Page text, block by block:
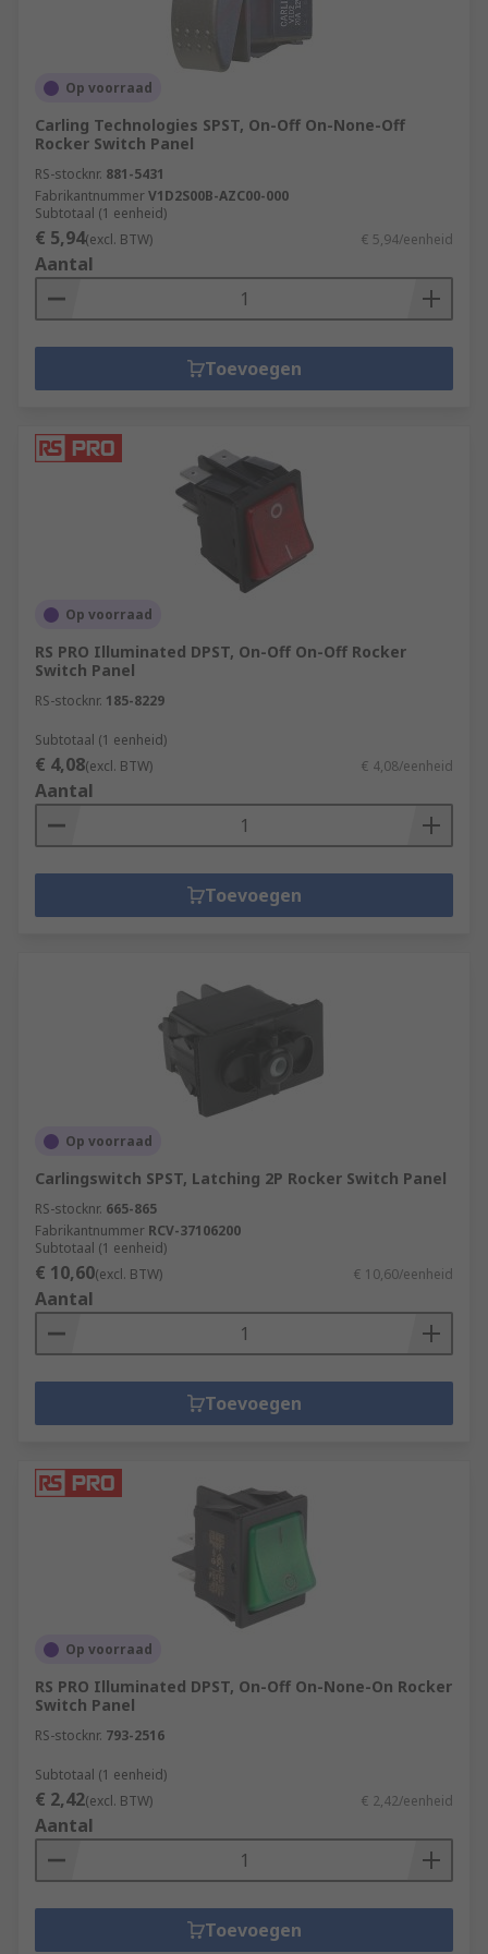
There are products available for specific use with
rocker switches including connectors, boots,
Op voorraad
Carling Technologies SPST, On-Off On-None-Off
Rocker Switch Panel
RS-stocknr. 881-5431
FabrikantnummerV1D2S00B-AZC00-000
Subtotaal (1 eenheid)
€ 5,94(excl. BTW) € 5,94/eenheid
Aantal
Toevoegen
Op voorraad
RS PRO Illuminated DPST, On-Off On-Off Rocker
Switch Panel
RS-stocknr. 185-8229
Subtotaal (1 eenheid)
€ 4,08(excl. BTW) € 4,08/eenheid
Aantal
Toevoegen
Op voorraad
Carlingswitch SPST, Latching 2P Rocker Switch Panel
RS-stocknr. 665-865
Fabrikantnummer RCV-37106200
Subtotaal (1 eenheid)
€ 10,60(excl. BTW) € 10,60/eenheid
Aantal
Toevoegen
Op voorraad
RS PRO Illuminated DPST, On-Off On-None-On Rocker
Switch Panel
RS-stocknr. 793-2516
Subtotaal (1 eenheid)
€ 2,42(excl. BTW) € 2,42/eenheid
Aantal
Toevoegen